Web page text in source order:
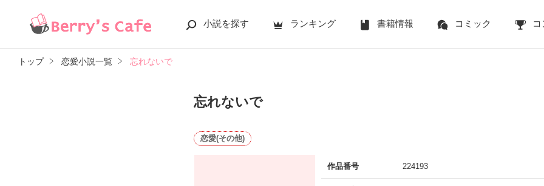
小説を探す ランキング 書籍情報 コミック コ
トップ 恋愛小説一覧 忘れないで
忘れないで
恋愛(その他)
作品番号 224193